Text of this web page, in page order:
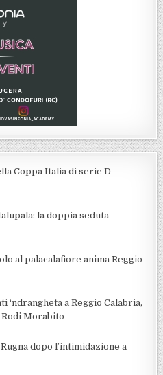
Coppa Italia di serie D
la doppia seduta
al palacalafiore anima Reggio
‘ndrangheta a Reggio Calabria,
Morabito
dopo l’intimidazione a